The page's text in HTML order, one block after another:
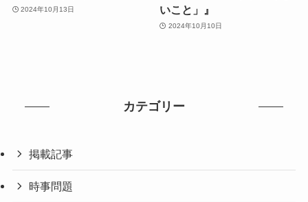
2024年10月13日
いこと」』
2024年10月10日
カテゴリー
掲載記事
時事問題